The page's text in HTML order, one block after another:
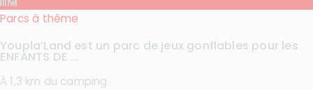
Parcs à thème
Youpla’Land est un parc de jeux gonflables pour les
ENFANTS DE ...
À 1,3 km du camping